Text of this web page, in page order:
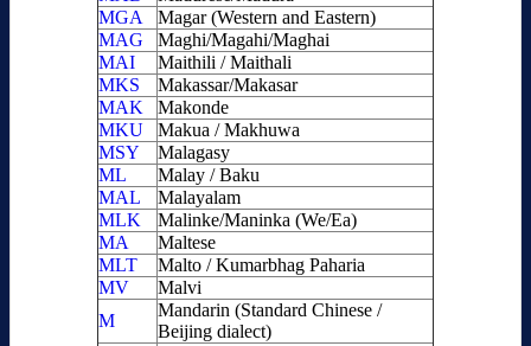
MGA
Magar (Western and Eastern)
MAG
Maghi/Magahi/Maghai
MAI
Maithili / Maithali
MKS
Makassar/Makasar
MAK
Makonde
MKU
Makua / Makhuwa
MSY
Malagasy
ML
Malay / Baku
MAL
Malayalam
MLK
Malinke/Maninka (We/Ea)
MA
Maltese
MLT
Malto / Kumarbhag Paharia
MV
Malvi
M
Mandarin (Standard Chinese /
Beijing dialect)